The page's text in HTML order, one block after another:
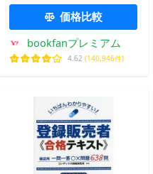
価格比較
bookfanプレミアム
4.62 (140,946件)